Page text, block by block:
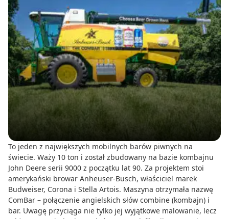
To jeden z największych mobilnych barów piwnych na
świecie. Waży 10 ton i został zbudowany na bazie kombajnu
John Deere serii 9000 z początku lat 90. Za projektem stoi
amerykański browar Anheuser-Busch, właściciel marek
Budweiser, Corona i Stella Artois. Maszyna otrzymała nazwę
ComBar – połączenie angielskich słów combine (kombajn) i
bar. Uwagę przyciąga nie tylko jej wyjątkowe malowanie, lecz